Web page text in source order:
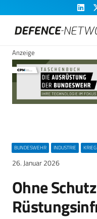
Anzeige
BUNDESWEHR INDUSTRIE
26. Januar 2026
Ohne